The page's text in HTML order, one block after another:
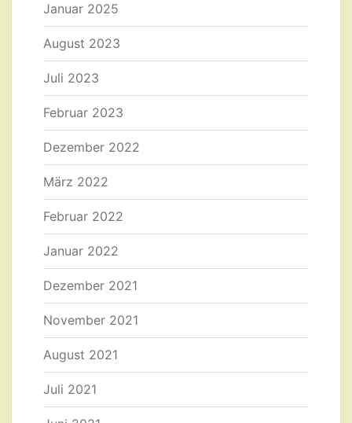
Januar 2025
August 2023
Juli 2023
Februar 2023
Dezember 2022
März 2022
Februar 2022
Januar 2022
Dezember 2021
November 2021
August 2021
Juli 2021